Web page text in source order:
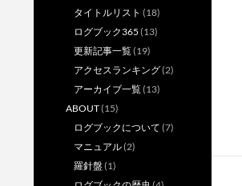
タイトルリスト (18)
ログブック365 (13)
更新記事一覧(19)
アクセスランキング(2)
アーカイブ一覧(13)
ABOUT(15)
ログブックについて (7)
マニュアル(2)
羅針盤(1)